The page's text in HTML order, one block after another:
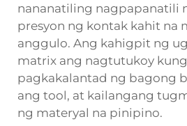
nananatiling nagpapanatili
presyon ng kontak kahit na
anggulo. Ang kahigpit ng
matrix ang nagtutukoy
pagkakalantad ng bagong
ang tool, at kailangang
ng materyal na pinipino.